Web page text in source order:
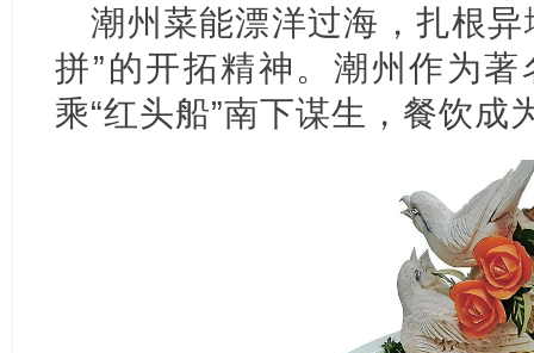
潮州菜能漂洋过海，扎根
拼”的开拓精神。潮州作为
乘“红头船”南下谋生，餐饮成